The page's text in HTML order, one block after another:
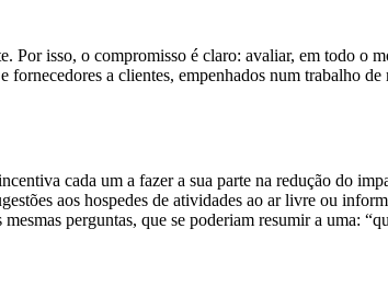
Por isso, o compromisso é claro: avaliar, em todo o
fornecedores a clientes, empenhados num trabalho
cada um a fazer a sua parte na redução do
aos hospedes de atividades ao ar livre ou
perguntas, que se poderiam resumir a uma: